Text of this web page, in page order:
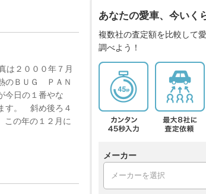
は２０００年７月
のＢＵＧ ＰＡＮ
日の１番やな
す。 斜め後ろ４
の年の１２月に
あなたの愛車、今いく
複数社の査定額を比較して
調べよう！
メーカー